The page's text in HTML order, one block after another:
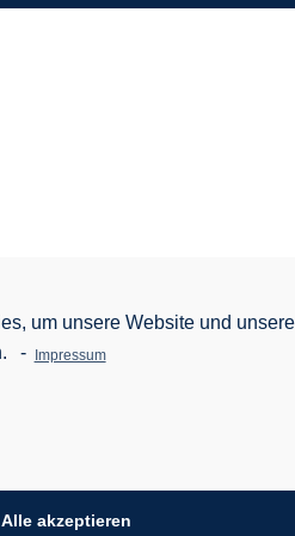
um unsere Website und
- Impressum
Alle akzeptieren